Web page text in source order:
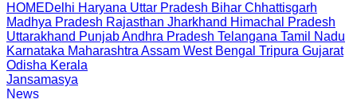
HOMEDelhi Haryana Uttar Pradesh Bihar Chhattisgarh
Madhya Pradesh Rajasthan Jharkhand Himachal Pradesh
Uttarakhand PunjabAndhra Pradesh Telangana Tamil Nadu
Karnataka Maharashtra Assam West Bengal Tripura Gujarat
Odisha Kerala
Jansamasya
News